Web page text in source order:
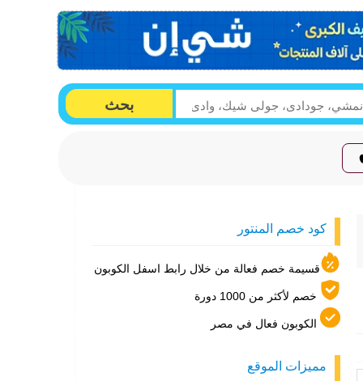
بحث
كود خصم المنتور
قسيمة خصم فعالة من خلال رابط اسفل الكوبون
خصم لأكثر من 1000 دورة
الكوبون فعال في مصر
مميزات الموقع